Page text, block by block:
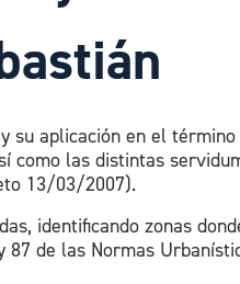
su aplicación en el
las distintas
13/03/2007).
identificando zonas
de las Normas